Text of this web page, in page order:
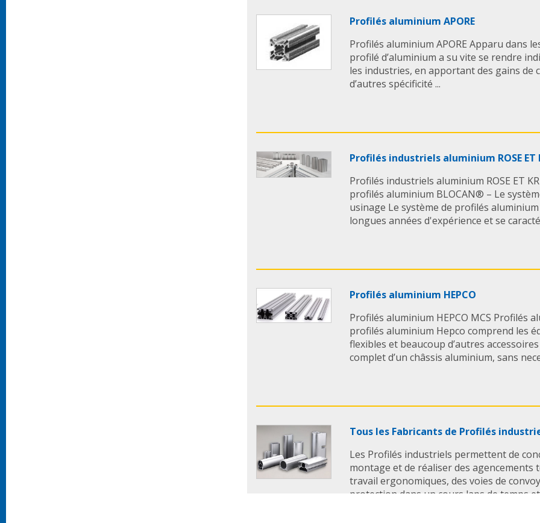
Profilés aluminium APORE
Profilés aluminium APORE Apparu dans
profilé d’aluminium a su vite se rendre
les industries, en apportant des gains de
d’autres spécificité ...
Profilés industriels aluminium ROSE ET
Profilés industriels aluminium ROSE ET
profilés aluminium BLOCAN® – Le
usinage Le système de profilés
longues années d'expérience et se
Profilés aluminium HEPCO
Profilés aluminium HEPCO MCS Profilés
profilés aluminium Hepco comprend les
flexibles et beaucoup d’autres
complet d’un châssis aluminium, sans
Tous les Fabricants de Profilés
Les Profilés industriels permettent de
montage et de réaliser des agencements
travail ergonomiques, des voies de
protection dans un cours laps de temps